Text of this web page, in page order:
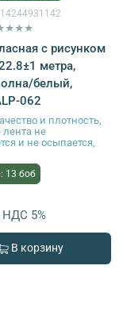
14244931142
с рисунком
метра,
белый,
062
и плотность,
не
и не осыпается,
13 боб
НДС 5%
В корзину